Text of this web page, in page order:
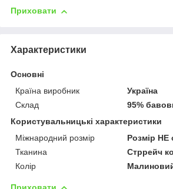
Приховати
Характеристики
Основні
Країна виробник
Україна
Склад
95%
Користувальницькі характеристики
Міжнародний розмір
Розмір НЕ
Тканина
Стррейч
Колір
Приховати